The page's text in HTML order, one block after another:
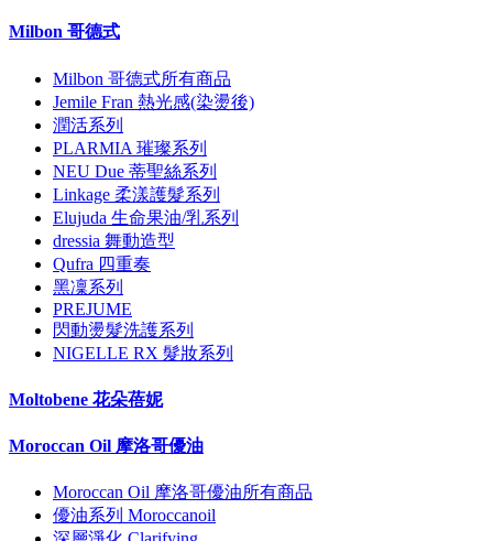
Milbon 哥德式
Milbon 哥德式所有商品
Jemile Fran 熱光感(染燙後)
潤活系列
PLARMIA 璀璨系列
NEU Due 蒂聖絲系列
Linkage 柔漾護髮系列
Elujuda 生命果油/乳系列
dressia 舞動造型
Qufra 四重奏
黑凜系列
PREJUME
閃動燙髮洗護系列
NIGELLE RX 髮妝系列
Moltobene 花朵蓓妮
Moroccan Oil 摩洛哥優油
Moroccan Oil 摩洛哥優油所有商品
優油系列 Moroccanoil